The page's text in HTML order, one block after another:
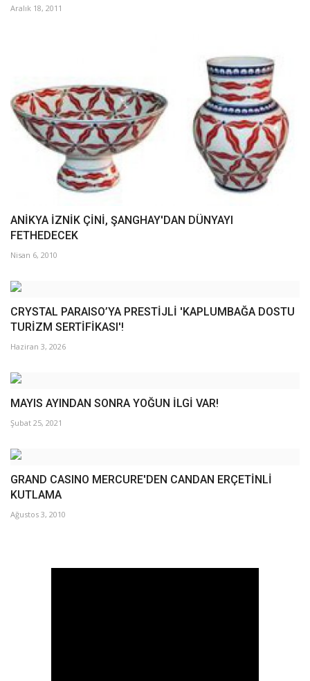
Aralık 18, 2011
ANİKYA İZNİK ÇİNİ, ŞANGHAY'DAN DÜNYAYI
FETHEDECEK
Nisan 6, 2010
CRYSTAL PARAISO’YA PRESTİJLİ 'KAPLUMBAĞA DOSTU
TURİZM SERTİFİKASI'!
Haziran 3, 2026
MAYIS AYINDAN SONRA YOĞUN İLGİ VAR!
Şubat 25, 2021
GRAND CASINO MERCURE'DEN CANDAN ERÇETİNLİ
KUTLAMA
Ağustos 3, 2010